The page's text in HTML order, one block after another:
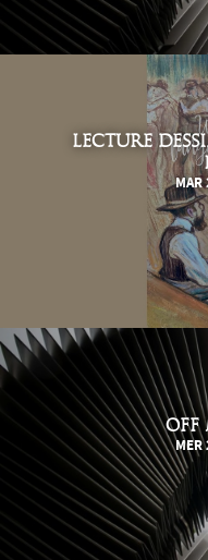
LECTURE
MAR
OFF
MER